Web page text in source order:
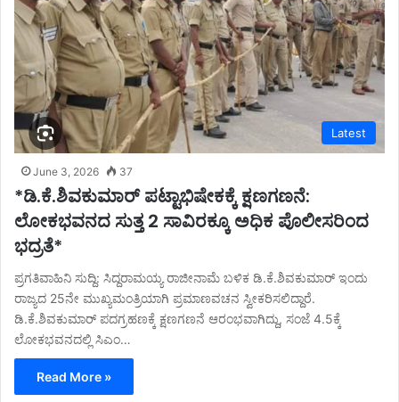
Latest
June 3, 2026 37
*ಡಿ.ಕೆ.ಶಿವಕುಮಾರ್ ಪಟ್ಟಾಭಿಷೇಕಕ್ಕೆ ಕ್ಷಣಗಣನೆ:
ಲೋಕಭವನದ ಸುತ್ತ 2 ಸಾವಿರಕ್ಕೂ ಅಧಿಕ ಪೊಲೀಸರಿಂದ
ಭದ್ರತೆ*
ಪ್ರಗತಿವಾಹಿನಿ ಸುದ್ದಿ: ಸಿದ್ದರಾಮಯ್ಯ ರಾಜೀನಾಮೆ ಬಳಿಕ ಡಿ.ಕೆ.ಶಿವಕುಮಾರ್ ಇಂದು
ರಾಜ್ಯದ 25ನೇ ಮುಖ್ಯಮಂತ್ರಿಯಾಗಿ ಪ್ರಮಾಣವಚನ ಸ್ವೀಕರಿಸಲಿದ್ದಾರೆ.
ಡಿ.ಕೆ.ಶಿವಕುಮಾರ್ ಪದಗ್ರಹಣಕ್ಕೆ ಕ್ಷಣಗಣನೆ ಆರಂಭವಾಗಿದ್ದು, ಸಂಜೆ 4.5ಕ್ಕೆ
ಲೋಕಭವನದಲ್ಲಿ ಸಿಎಂ…
Read More »